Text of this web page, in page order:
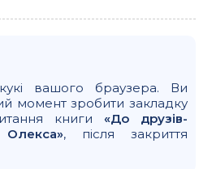
вашого браузера. Ви
момент зробити закладку
книги «До друзів-
, після закриття